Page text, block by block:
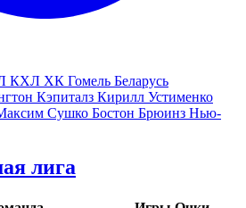
КХЛ ХК Гомель Беларусь
Кэпиталз Кирилл Устименко
Сушко Бостон Брюинз Нью-
лига